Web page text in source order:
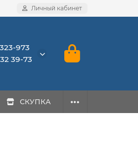
Личный кабинет
973
39-73
СКУПКА